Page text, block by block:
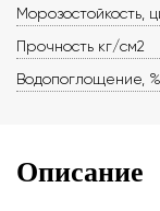
Морозостойкость,
Прочность кг/см2
Водопоглощение, %
Описание